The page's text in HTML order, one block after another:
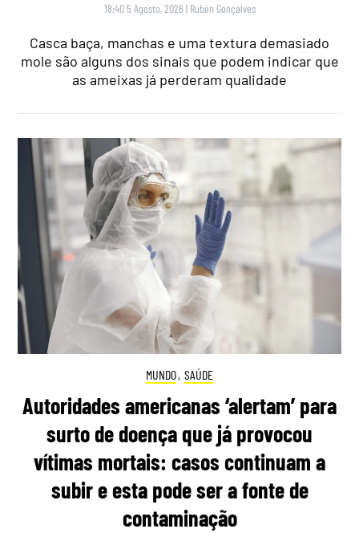
18:40 5 Agosto, 2026 | Rubén Gonçalves
Casca baça, manchas e uma textura demasiado
mole são alguns dos sinais que podem indicar que
as ameixas já perderam qualidade
MUNDO, SAÚDE
Autoridades americanas ‘alertam’ para
surto de doença que já provocou
vítimas mortais: casos continuam a
subir e esta pode ser a fonte de
contaminação